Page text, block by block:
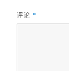
评论 *